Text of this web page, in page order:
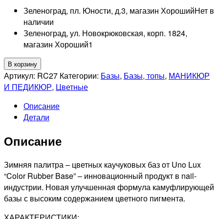
Зеленоград, пл. Юности, д.3, магазин ХорошийНет в
наличии
Зеленоград, ул. Новокрюковская, корп. 1824,
магазин Хороший1
Количество
товара
UNO
RC27
Color
Base
покрытие,
8гр
В корзину
Артикул: RC27 Категории: Базы, Базы, топы, МАНИКЮР
И ПЕДИКЮР, Цветные
Описание
Детали
Описание
Зимняя палитра – цветных каучуковых баз от Uno Lux
“Color Rubber Base” – инновационный продукт в nail-
индустрии. Новая улучшенная формула камуфлирующей
базы с высоким содержанием цветного пигмента.